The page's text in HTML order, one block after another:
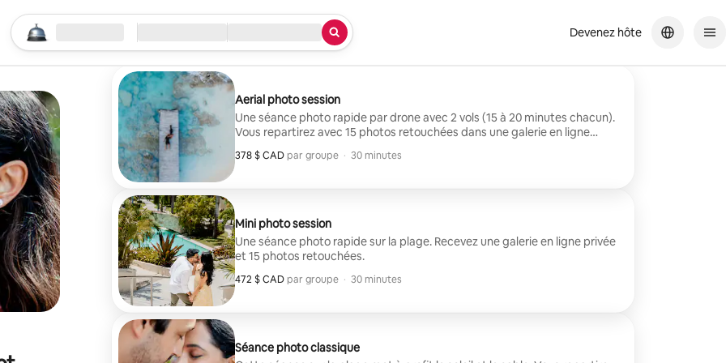
Commencer votre recherche
Emplacement Arrivée / Départ Quoi? Devenez hôte
Aerial photo session
Une séance photo rapide par drone avec 2 vols (15 à 20 minutes chacun).
Vous repartirez avec 15 photos retouchées dans une galerie en ligne
378 $ CAD par groupe
378 $ CAD par groupe
, · 30 minutes
Mini photo session
Une séance photo rapide sur la plage. Recevez une galerie en ligne privée
et 15 photos retouchées.
472 $ CAD par groupe
472 $ CAD par groupe
, · 30 minutes
Séance photo classique